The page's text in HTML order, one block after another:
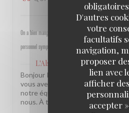
D'autres
votre
facultatifs
navigation,
proposer
lien avec
afficher
accepter
On a bien mangé, bon rapport qualité prix pour les
personnel sympathique et efficace.
L'Alsace
a répondu à cet avis
Bonjour Isabelle, Merci pour ce
vous avez passé un bon moment
notre équipe a été à la hauteur,
nous. À très bientôt ! L'équipe de